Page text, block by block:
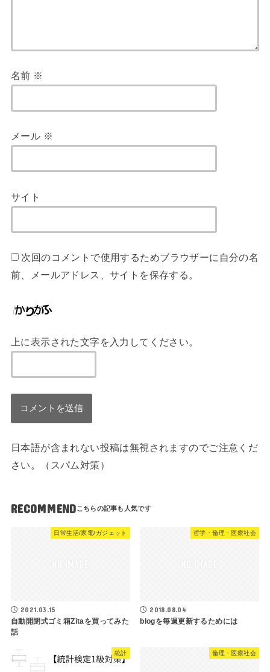
名前 ※
メール ※
サイト
次回のコメントで使用するためブラウザーに自分の名
前、メールアドレス、サイトを保存する。
上に表示された文字を入力してください。
日本語が含まれない投稿は無視されますのでご注意くだ
さい。（スパム対策）
RECOMMEND
日常生活/家電/ガジェット
2021.03.15
自動開閉式ゴミ箱Zitaを買ってみた
話
哲学・倫理・医療社会
2018.08.04
blogを毎週更新するためには
統計 倫理・医療社会